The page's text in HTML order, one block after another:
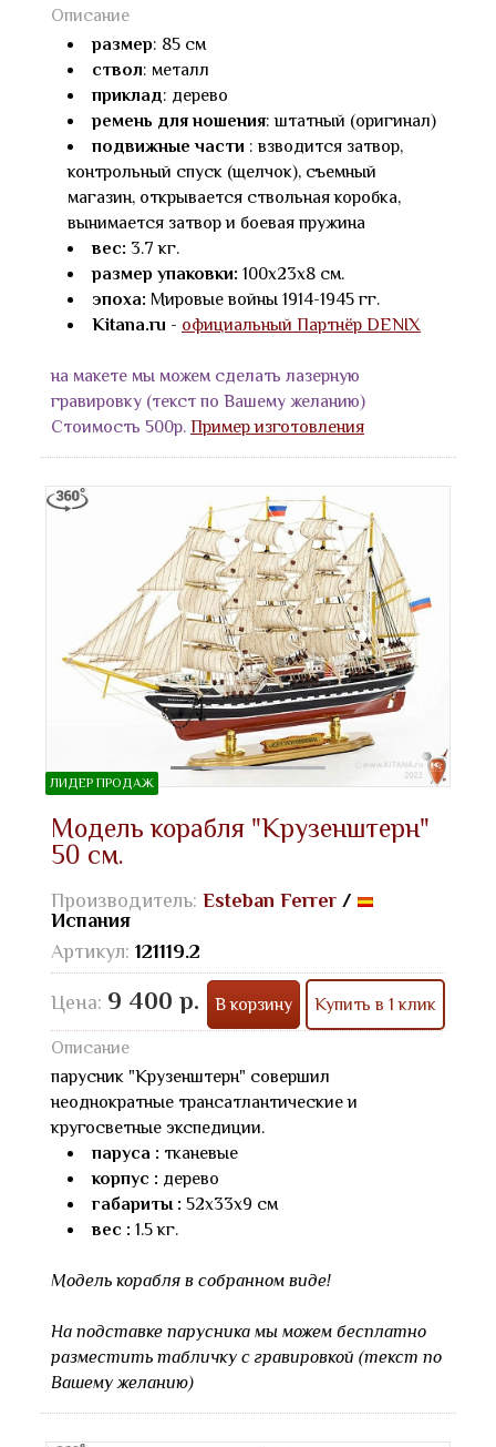
Описание
размер: 85 см
ствол: металл
приклад: дерево
ремень для ношения: штатный (оригинал)
подвижные части : взводится затвор,
контрольный спуск (щелчок), съемный
магазин, открывается ствольная коробка,
вынимается затвор и боевая пружина
вес: 3.7 кг.
размер упаковки: 100х23х8 см.
эпоха: Мировые войны 1914-1945 гг.
Kitana.ru - официальный Партнёр DENIX
на макете мы можем сделать лазерную
гравировку (текст по Вашему желанию)
Стоимость 500р. Пример изготовления
ЛИДЕР ПРОДАЖ
Модель корабля "Крузенштерн"
50 см.
Производитель: Esteban Ferrer /
Испания
Артикул: 121119.2
Цена: 9 400 р. В корзину Купить в 1 клик
Описание
парусник "Крузенштерн" совершил
неоднократные трансатлантические и
кругосветные экспедиции.
паруса : тканевые
корпус : дерево
габариты : 52х33х9 см
вес : 1.5 кг.
Модель корабля в собранном виде!
На подставке парусника мы можем бесплатно
разместить табличку с гравировкой (текст по
Вашему желанию)